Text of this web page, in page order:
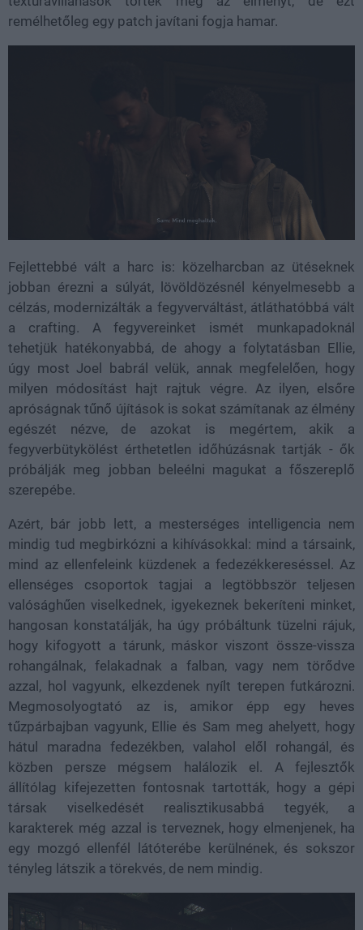
remélhetőleg egy patch javítani fogja hamar.
Fejlettebbé vált a harc is: közelharcban az ütéseknek
jobban érezni a súlyát, lövöldözésnél kényelmesebb a
célzás, modernizálták a fegyverváltást, átláthatóbbá vált
a crafting. A fegyvereinket ismét munkapadoknál
tehetjük hatékonyabbá, de ahogy a folytatásban Ellie,
úgy most Joel babrál velük, annak megfelelően, hogy
milyen módosítást hajt rajtuk végre. Az ilyen, elsőre
apróságnak tűnő újítások is sokat számítanak az élmény
egészét nézve, de azokat is megértem, akik a
fegyverbütykölést érthetetlen időhúzásnak tartják - ők
próbálják meg jobban beleélni magukat a főszereplő
szerepébe.
Azért, bár jobb lett, a mesterséges intelligencia nem
mindig tud megbirkózni a kihívásokkal: mind a társaink,
mind az ellenfeleink küzdenek a fedezékkereséssel. Az
ellenséges csoportok tagjai a legtöbbször teljesen
valósághűen viselkednek, igyekeznek bekeríteni minket,
hangosan konstatálják, ha úgy próbáltunk tüzelni rájuk,
hogy kifogyott a tárunk, máskor viszont össze-vissza
rohangálnak, felakadnak a falban, vagy nem törődve
azzal, hol vagyunk, elkezdenek nyílt terepen futkározni.
Megmosolyogtató az is, amikor épp egy heves
tűzpárbajban vagyunk, Ellie és Sam meg ahelyett, hogy
hátul maradna fedezékben, valahol elől rohangál, és
közben persze mégsem halálozik el. A fejlesztők
állítólag kifejezetten fontosnak tartották, hogy a gépi
társak viselkedését realisztikusabbá tegyék, a
karakterek még azzal is terveznek, hogy elmenjenek, ha
egy mozgó ellenfél látóterébe kerülnének, és sokszor
tényleg látszik a törekvés, de nem mindig.